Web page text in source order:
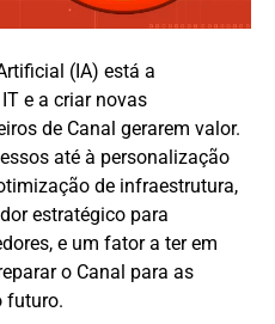
(IA) está a
e a criar novas
de Canal gerarem valor.
até à personalização
de infraestrutura,
estratégico para
e um fator a ter em
o Canal para as
futuro.